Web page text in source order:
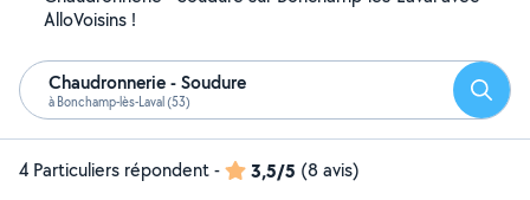
AlloVoisins !
Chaudronnerie - Soudure
à Bonchamp-lès-Laval (53)
4 Particuliers répondent- 3,5/5 (8 avis)